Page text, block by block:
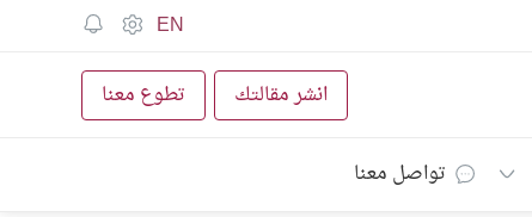
EN
انشر مقالتك تطوع معنا
تواصل معنا